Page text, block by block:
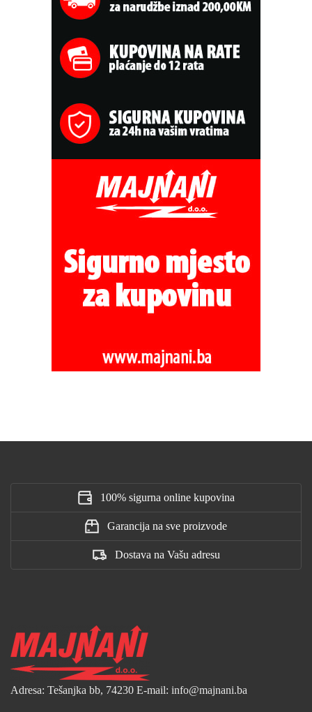
100% sigurna online kupovina
Garancija na sve proizvode
Dostava na Vašu adresu
Adresa: Tešanjka bb, 74230 E-mail: info@majnani.ba